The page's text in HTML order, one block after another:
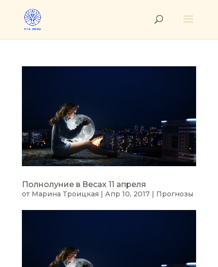
Полнолуние в Весах 11 апреля
от Марина Троицкая Апр 10, 2017| Прогнозы